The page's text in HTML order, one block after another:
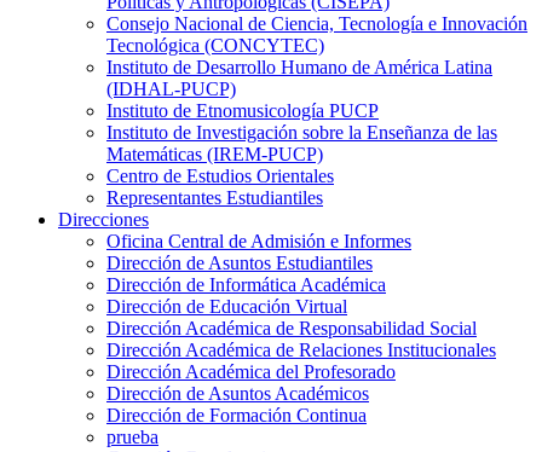
Consejo Nacional de Ciencia, Tecnología e Innovación
Tecnológica (CONCYTEC)
Instituto de Desarrollo Humano de América Latina
(IDHAL-PUCP)
Instituto de Etnomusicología PUCP
Instituto de Investigación sobre la Enseñanza de las
Matemáticas (IREM-PUCP)
Centro de Estudios Orientales
Representantes Estudiantiles
Direcciones
Oficina Central de Admisión e Informes
Dirección de Asuntos Estudiantiles
Dirección de Informática Académica
Dirección de Educación Virtual
Dirección Académica de Responsabilidad Social
Dirección Académica de Relaciones Institucionales
Dirección Académica del Profesorado
Dirección de Asuntos Académicos
Dirección de Formación Continua
prueba